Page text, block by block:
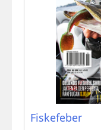
Fiskefeber